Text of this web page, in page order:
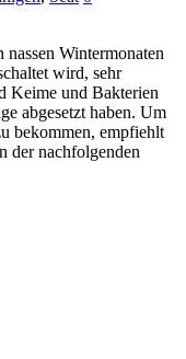
Wintermonaten
wird, sehr
Keime und Bakterien
abgesetzt haben. Um
bekommen, empfiehlt
der nachfolgenden